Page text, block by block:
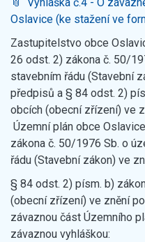
Oslavice (ke stažení ve
Zastupitelstvo obce
26 odst. 2) zákona č. 50/
stavebním řádu (Stavební
předpisů a § 84 odst. 2)
obcích (obecní zřízení) ve
Územní plán obce
zákona č. 50/1976 Sb. o
řádu (Stavební zákon) ve
§ 84 odst. 2) písm. b)
(obecní zřízení) ve znění
závaznou část Územního
závaznou vyhláškou: